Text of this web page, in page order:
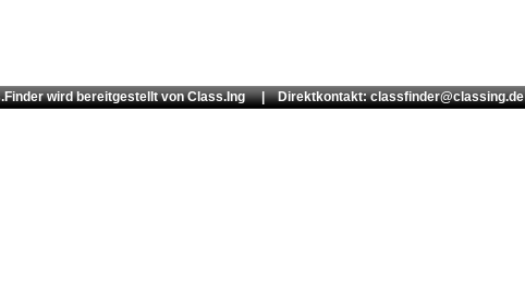
wird bereitgestellt vonClass.Ing| Direktkontakt: classfinder@classing.de